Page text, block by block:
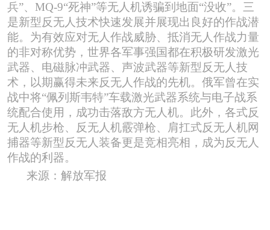
兵”、MQ-9“死神”等无人机诱骗到地面“没收”。三
是新型反无人技术快速发展并展现出良好的作战潜
能。为有效应对无人作战威胁、抵消无人作战力量
的非对称优势，世界各军事强国都在积极研发激光
武器、电磁脉冲武器、声波武器等新型反无人技
术，以期赢得未来反无人作战的先机。俄军曾在实
战中将“佩列斯韦特”车载激光武器系统与电子战系
统配合使用，成功击落敌方无人机。此外，各式反
无人机步枪、反无人机霰弹枪、肩扛式反无人机网
捕器等新型反无人装备更是竞相亮相，成为反无人
作战的利器。
来源：解放军报